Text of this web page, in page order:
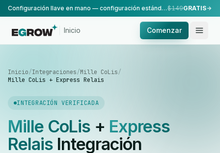
Configuración llave en mano — configuración estándar, realizada por nuestro equipo.$149GRATIS
Inicio Comenzar
Inicio/Integraciones/Mille CoLis/
Mille CoLis + Express Relais
INTEGRACIÓN VERIFICADA
Mille CoLis+ Express
RelaisIntegración